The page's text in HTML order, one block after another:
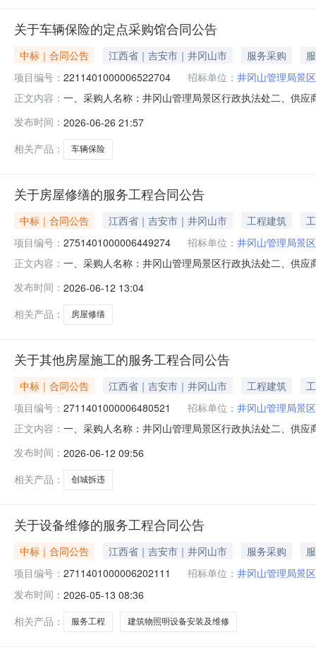
关于车辆保险的定点采购馆合同公告
中标｜合同公告 江西省｜吉安市｜井冈山市 服务采购
项目编号： 2211401000006522704 招标单位： 井冈山管理局景
正文内容： 一、采购人名称：井冈山管理局景区行政执法处二、供
限公司机动车辆保险-投保车型:压缩式对接垃圾车,车牌
发布时间： 2026-06-26 21:57
相关产品：
车辆保险
关于房屋修缮的服务工程合同公告
中标｜合同公告 江西省｜吉安市｜井冈山市 工程建筑
项目编号： 2751401000006449274 招标单位： 井冈山管理局景
正文内容： 一、采购人名称：井冈山管理局景区行政执法处二、供
基本概况：七、其它事项：无八、联系方式1、采购人名
发布时间： 2026-06-12 13:04
相关产品：
房屋修缮
关于其他房屋施工的服务工程合同公告
中标｜合同公告 江西省｜吉安市｜井冈山市 工程建筑
项目编号： 2711401000006480521 招标单位： 井冈山管理局景
正文内容： 一、采购人名称：井冈山管理局景区行政执法处二、供
标的基本概况：七、其它事项：无八、联系方式1、采购
发布时间： 2026-06-12 09:56
相关产品：
创城拆违
关于设备维修的服务工程合同公告
中标｜合同公告 江西省｜吉安市｜井冈山市 服务采购
项目编号： 2711401000006202111 招标单位： 井冈山管理局景
发布时间： 2026-05-13 08:36
相关产品：
服务工程 建筑物照明设备安装及维修